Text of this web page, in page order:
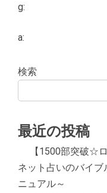
g:
a:
検索
最近の投稿
【1500部突破☆
ネット占いのバイ
ニュアル～